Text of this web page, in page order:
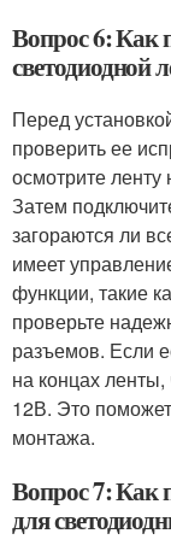
Вопрос 6: Как
светодиодной
Перед
проверить ее
осмотрите
Затем
загораются ли
имеет
функции, такие
проверьте
разъемов. Если
на концах ленты,
12В. Это
монтажа.
Вопрос 7: Как
для